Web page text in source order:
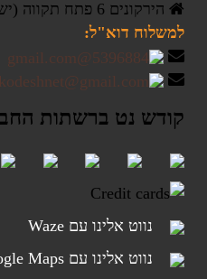
הירקונים 6 פתח תקווה (יש ליצור קשר לפני הגעה)
למשלוח דוא"ל:
קודש נט ברשתות
נווט אלינו עם Waze
נווט אלינו עם Google Maps